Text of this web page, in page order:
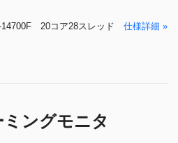
14700F 20コア28スレッド 仕様詳細 »
ングモニタ